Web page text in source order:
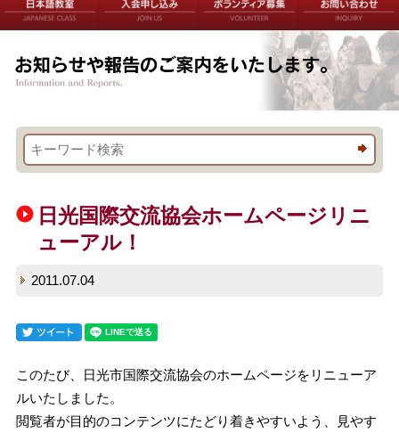
日光国際交流協会ホームページリニ
ューアル！
2011.07.04
このたび、日光市国際交流協会のホームページをリニューア
ルいたしました。
閲覧者が目的のコンテンツにたどり着きやすいよう、見やす